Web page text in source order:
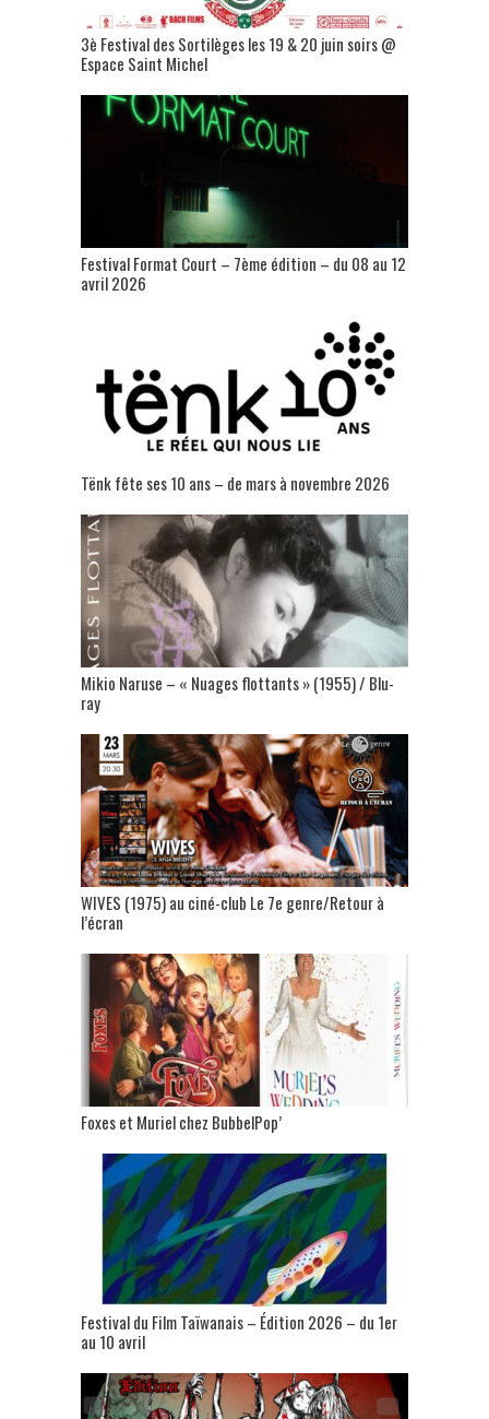
3è Festival des Sortilèges les 19 & 20 juin soirs @
Espace Saint Michel
Festival Format Court – 7ème édition – du 08 au 12
avril 2026
Tënk fête ses 10 ans – de mars à novembre 2026
Mikio Naruse – « Nuages flottants » (1955) / Blu-
ray
WIVES (1975) au ciné-club Le 7e genre/Retour à
l’écran
Foxes et Muriel chez BubbelPop’
Festival du Film Taïwanais – Édition 2026 – du 1er
au 10 avril